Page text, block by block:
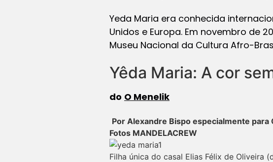
Yeda Maria era conhecida
Unidos e Europa. Em novembro de
Museu Nacional da Cultura Afro-
Yêda Maria: A cor
do O Menelik
Por Alexandre Bispo especialmente para
Fotos MANDELACREW
Filha única do casal Elias Félix de Oliveira